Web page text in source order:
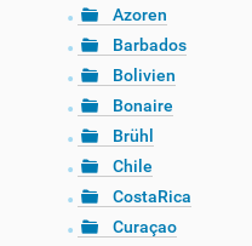
Azoren
Barbados
Bolivien
Bonaire
Brühl
Chile
CostaRica
Curaçao